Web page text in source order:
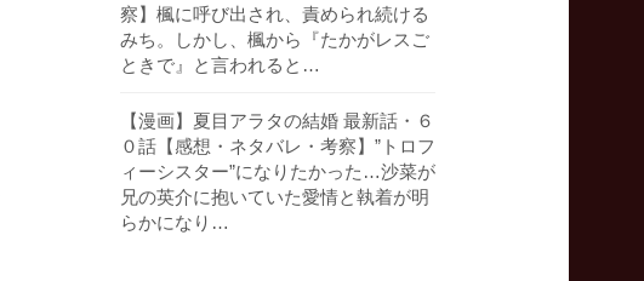
察】楓に呼び出され、責められ続ける
みち。しかし、楓から『たかがレスご
ときで』と言われると…
【漫画】夏目アラタの結婚 最新話・６
０話【感想・ネタバレ・考察】”トロフ
ィーシスター”になりたかった…沙菜が
兄の英介に抱いていた愛情と執着が明
らかになり…